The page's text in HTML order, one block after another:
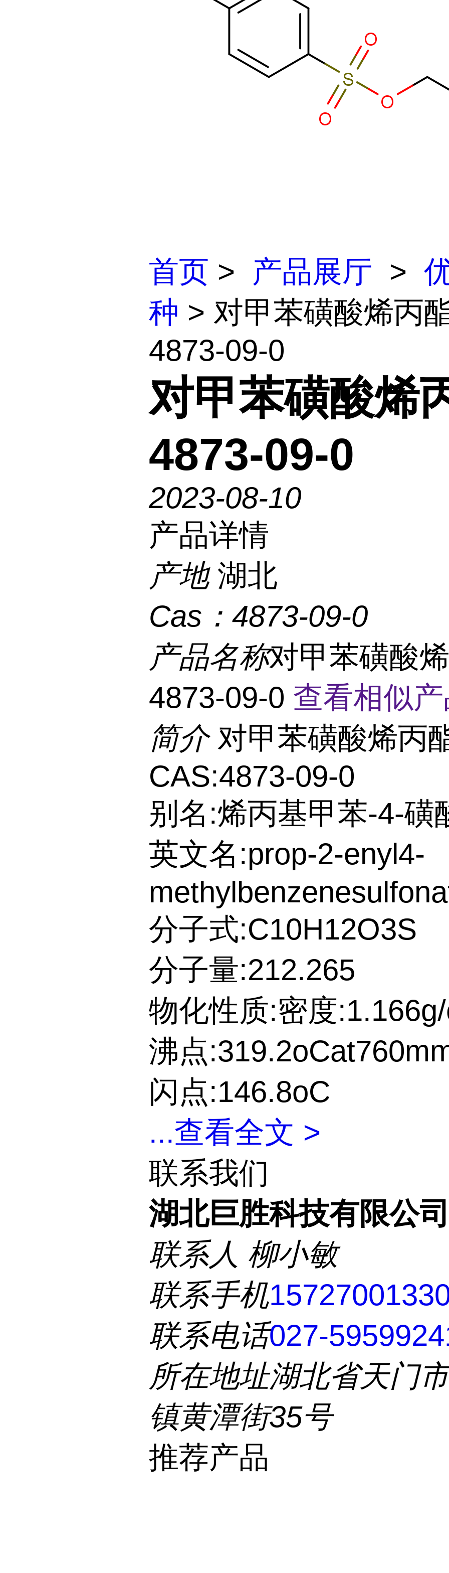
首页 > 产品展厅 >
种 > 对甲苯磺酸烯丙
4873-09-0
对甲苯磺酸烯
4873-09-0
2023-08-10
产品详情
产地 湖北
Cas： 4873-09-0
产品名称对甲苯磺酸
4873-09-0 查看相似
简介 对甲苯磺酸烯丙
CAS:4873-09-0
别名:烯丙基甲苯-4-磺
英文名:prop-2-enyl4-
分子式:C10H12O3S
分子量:212.265
物化性质:密度
沸点
闪点:146.8oC
...查看全文 >
联系我们
湖北巨胜科技有限公司
联系人 柳小敏
联系手机
联系电话027-
所在地址湖北省天门
镇黄潭街35号
推荐产品